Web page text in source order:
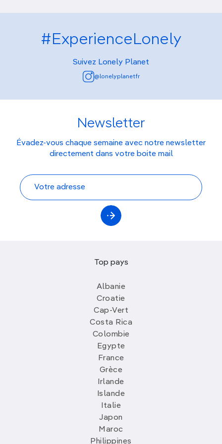
#ExperienceLonely
Suivez Lonely Planet
@lonelyplanetfr
Newsletter
Évadez-vous chaque semaine avec notre newsletter
directement dans votre boite mail
Top pays
Albanie
Croatie
Cap-Vert
Costa Rica
Colombie
Egypte
France
Grèce
Irlande
Islande
Italie
Japon
Maroc
Philippines